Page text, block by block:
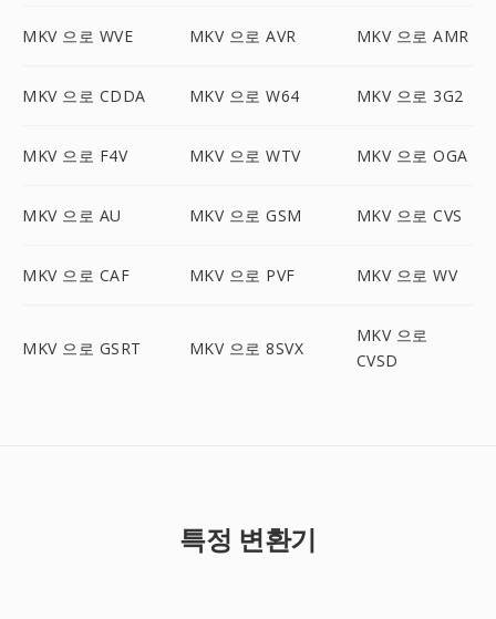
MKV 으로 WVE MKV 으로 AVR MKV 으로 AMR
MKV 으로 CDDA MKV 으로 W64 MKV 으로 3G2
MKV 으로 F4V MKV 으로 WTV MKV 으로 OGA
MKV 으로 AU MKV 으로 GSM MKV 으로 CVS
MKV 으로 CAF MKV 으로 PVF MKV 으로 WV
MKV 으로 GSRT MKV 으로 8SVX
MKV 으로
CVSD
특정 변환기